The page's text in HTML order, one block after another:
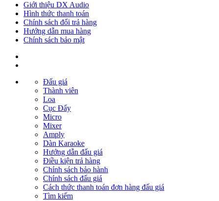
Giới thiệu DX Audio
Hình thức thanh toán
Chính sách đổi trả hàng
Hướng dẫn mua hàng
Chính sách bảo mật
Đấu giá
Thành viên
Loa
Cục Đẩy
Micro
Mixer
Amply
Dàn Karaoke
Hướng dẫn đấu giá
Điều kiện trả hàng
Chính sách bảo hành
Chính sách đấu giá
Cách thức thanh toán đơn hàng đấu giá
Tìm kiếm